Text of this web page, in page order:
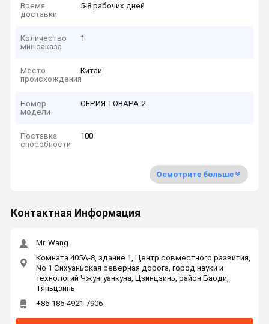
Время
доставки
5-8 рабочих дней
Количество
мин заказа
1
Место
происхождения
Китай
Номер
модели
СЕРИЯ ТОВАРА-2
Поставка
способности
100
Осмотрите больше
Контактная Информация
Mr. Wang
Комната 405A-8, здание 1, Центр совместного развития,
No 1 Сихуаньская северная дорога, город науки и
технологий Чжунгуанкуна, Цзинцзинь, район Баоди,
Тяньцзинь
+86-186-4921-7906